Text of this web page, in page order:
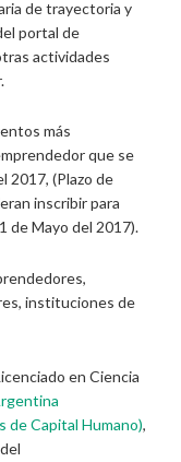
de trayectoria y
portal de
actividades
más
que se
2017, (Plazo de
inscribir para
de Mayo del 2017).
instituciones de
en Ciencia
de Capital Humano),